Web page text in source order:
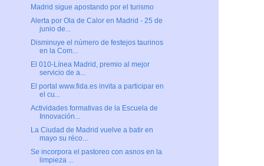
Madrid sigue apostando por el turismo
Alerta por Ola de Calor en Madrid - 25 de
junio de...
Disminuye el número de festejos taurinos
en la Com...
El 010-Línea Madrid, premio al mejor
servicio de a...
El portal www.fida.es invita a participar en
el cu...
Actividades formativas de la Escuela de
Innovación...
La Ciudad de Madrid vuelve a batir en
mayo su réco...
Se incorpora el pastoreo con asnos en la
limpieza ...